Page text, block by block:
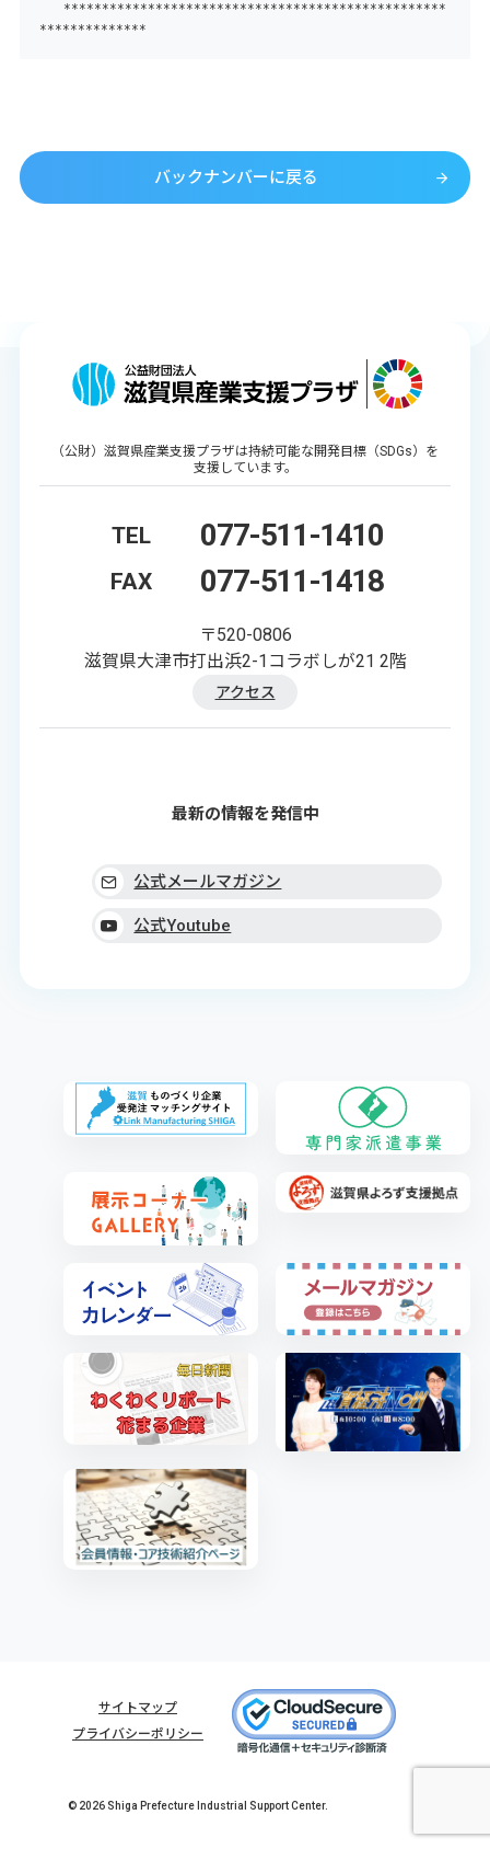
**************************************************
**************
バックナンバーに戻る
（公財）滋賀県産業支援プラザは持続可能な開発目標（SDGs）を
支援しています。
TEL 077-511-1410
FAX 077-511-1418
〒520-0806
滋賀県大津市打出浜2-1コラボしが21 2階
アクセス
最新の情報を発信中
公式メールマガジン
公式Youtube
© 2026 Shiga Prefecture Industrial Support Center.
サイトマップ
プライバシーポリシー